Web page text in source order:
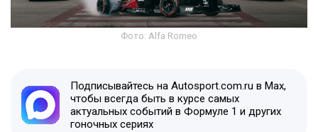
Фото: Alfa Romeo
Подписывайтесь на Autosport.com.ru в Max,
чтобы всегда быть в курсе самых
актуальных событий в Формуле 1 и других
гоночных сериях